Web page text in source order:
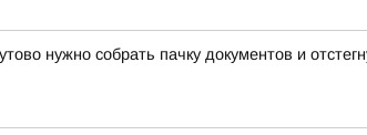
нужно собрать пачку документов и